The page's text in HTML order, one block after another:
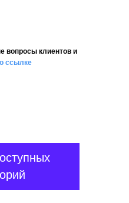
вопросы клиентов и
ссылке